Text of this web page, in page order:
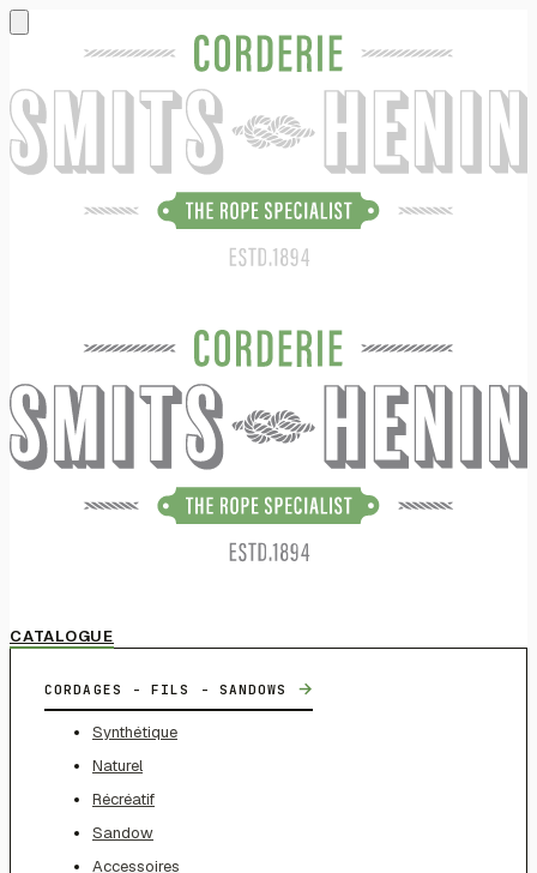
CATALOGUE
CORDAGES - FILS - SANDOWS →
Synthétique
Naturel
Récréatif
Sandow
Accessoires